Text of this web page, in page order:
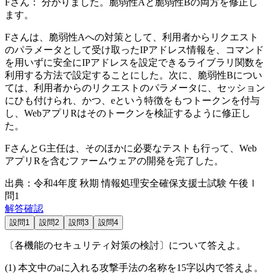
ます。
Fさんは、脆弱性Aへの対策として、利用者からリクエスト
のパラメータとして受け取ったIPアドレス情報を、コマンド
を用いずに安全にIPアドレスを設定できるライブラリ関数を
利用する方法で設定することにした。次に、脆弱性Bについ
ては、利用者からのリクエストのパラメータに、セッション
にひも付けられ、かつ、 eという特徴をもつトークンを付与
し、WebアプリRはそのトークンを検証するように修正し
た。
FさんとG主任は、そのほかに必要なテストも行って、Web
アプリRを含むファームウェアの開発を完了した。
出典：令和4年度 秋期 情報処理安全確保支援士試験 午後Ⅰ
問1
解答確認
設問1 設問2 設問3 設問4
〔各機能のセキュリティ対策の検討〕について答えよ。
(1) 本文中のaに入れる攻撃手法の名称を15字以内で答えよ。